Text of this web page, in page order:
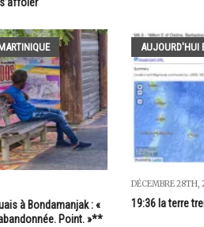
à Bondamanjak : «
Point. »**
AUJOURD'HUI
DÉCEMBRE 28TH,
19:36 la terre